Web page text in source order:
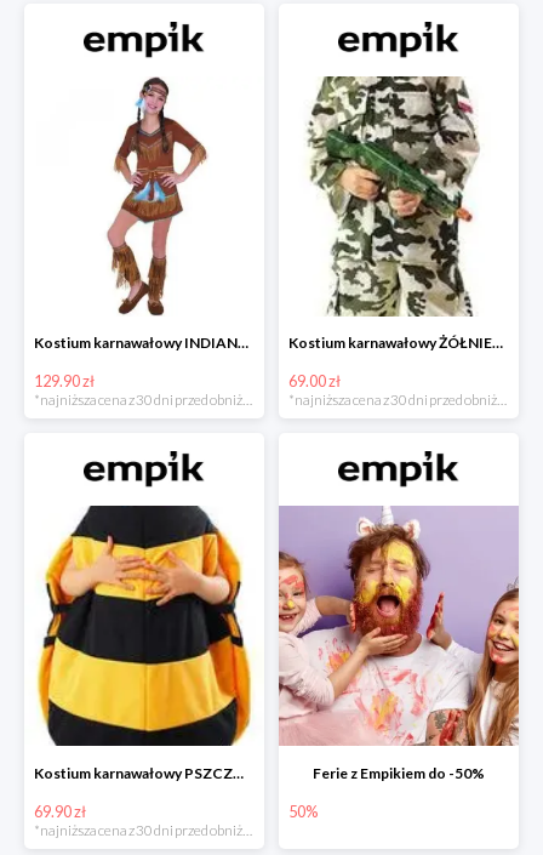
Kostium karnawałowy INDIANKA
129.90 zł
*najniższa cena z 30 dni przed obniżką
Kostium karnawałowy ŻÓŁNIERZ
69.00 zł
*najniższa cena z 30 dni przed obniżką
Kostium karnawałowy PSZCZÓŁKA
69.90 zł
Ferie z Empikiem do -50%
50%